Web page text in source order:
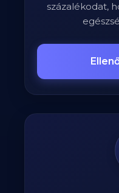
százalékodat,